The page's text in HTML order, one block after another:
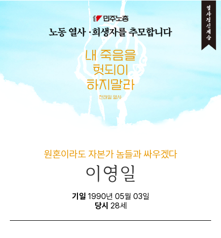
메뉴 건너뛰기
원혼이라도 자본가 놈들과 싸우겠다
이영일
기일 1990년 05월 03일
당시 28세